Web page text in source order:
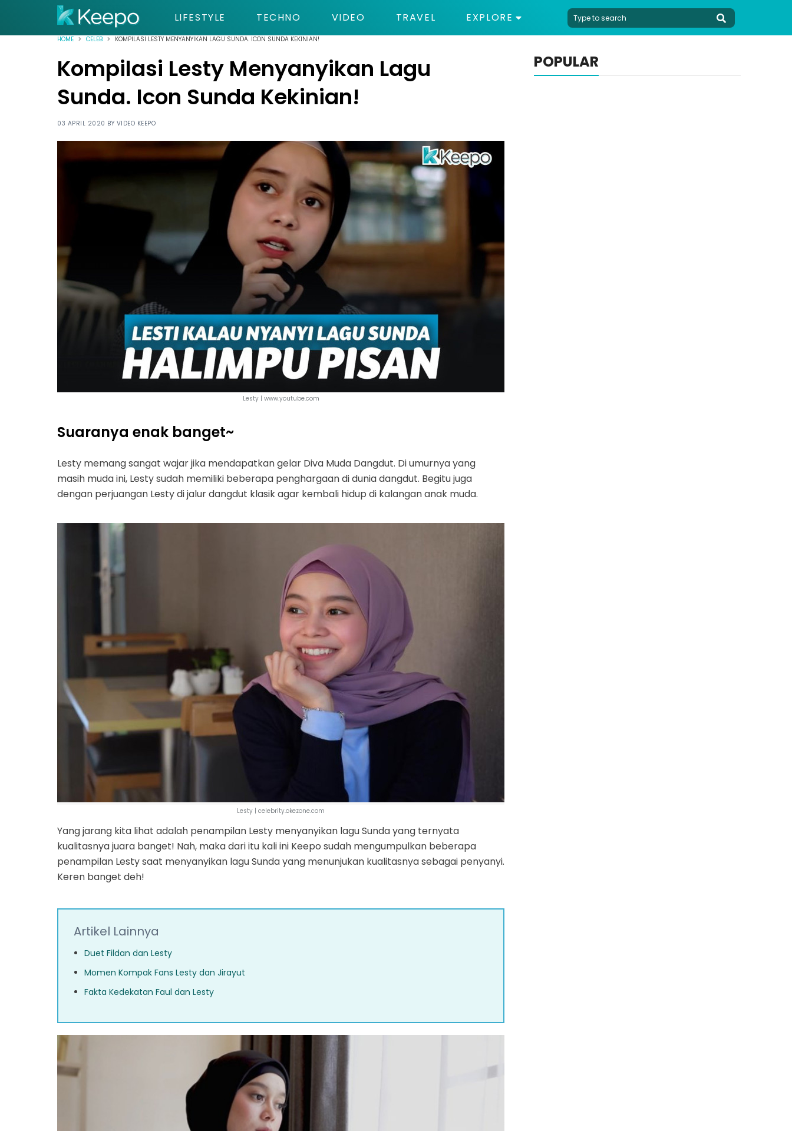
LIFESTYLE TECHNO VIDEO TRAVEL EXPLORE
HOME CELEB KOMPILASI LESTY MENYANYIKAN LAGU SUNDA. ICON SUNDA KEKINIAN!
Kompilasi Lesty Menyanyikan Lagu
Sunda. Icon Sunda Kekinian!
03 APRIL 2020 BY VIDEO KEEPO
Lesty | www.youtube.com
Suaranya enak banget~
Lesty memang sangat wajar jika mendapatkan gelar Diva Muda Dangdut. Di umurnya yang
masih muda ini, Lesty sudah memiliki beberapa penghargaan di dunia dangdut. Begitu juga
dengan perjuangan Lesty di jalur dangdut klasik agar kembali hidup di kalangan anak muda.
Lesty | celebrity.okezone.com
Yang jarang kita lihat adalah penampilan Lesty menyanyikan lagu Sunda yang ternyata
kualitasnya juara banget! Nah, maka dari itu kali ini Keepo sudah mengumpulkan beberapa
penampilan Lesty saat menyanyikan lagu Sunda yang menunjukan kualitasnya sebagai penyanyi.
Keren banget deh!
Artikel Lainnya
Duet Fildan dan Lesty
Momen Kompak Fans Lesty dan Jirayut
Fakta Kedekatan Faul dan Lesty
POPULAR